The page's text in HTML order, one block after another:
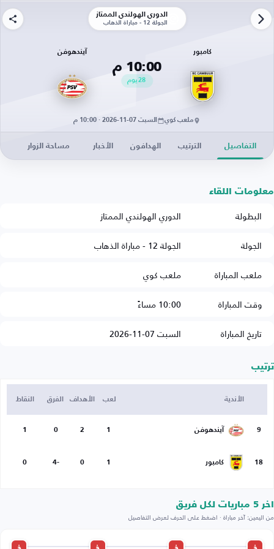
الدوري الهولندي الممتاز
الجولة 12 - مباراة الذهاب
كامبور
10:00 م
28يوم
آيندهوفن
ملعب كوي السبت 07-11-2026 · 10:00 م
التفاصيل الترتيب الهدافون الأخبار مساحة الزوار
معلومات اللقاء
البطولة
الدوري الهولندي الممتاز
الجولة
الجولة 12 - مباراة الذهاب
ملعب المباراة
ملعب كوي
وقت المباراة
10:00 مساءً
تاريخ المباراة
السبت 07-11-2026
ترتيب
الأندية لعب الأهداف الفرق النقاط
9 آيندهوفن 1
2
0
1
18 كامبور 1
0
-4
0
اخر 5 مباريات لكل فريق
من اليمين: آخر مباراة · اضغط على الحرف لعرض التفاصيل